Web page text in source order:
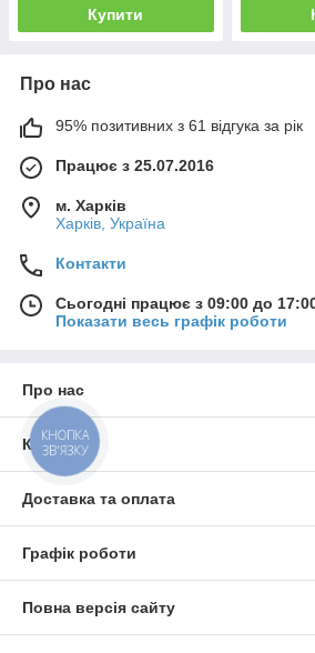
Купити
Про нас
95% позитивних з 61 відгука за рік
Працює з 25.07.2016
м. Харків
Харків, Україна
Контакти
Сьогодні працює з 09:00 до
Показати весь графік роботи
Про нас
Контакти
Доставка та оплата
Графік роботи
Повна версія сайту
КНОПКА
ЗВ'ЯЗКУ